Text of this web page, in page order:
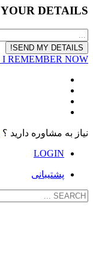
DETAILS?
REMEMBER NOW!
نیاز به مشاوره دارید ؟
LOGIN
پشتیبانی